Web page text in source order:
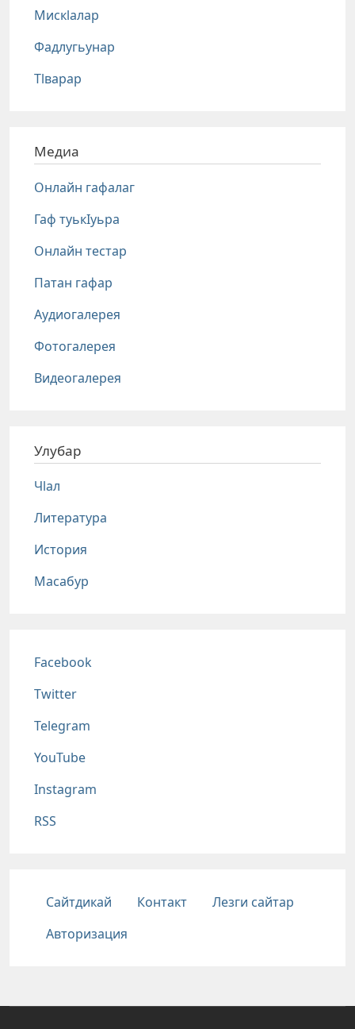
Мискlалар
Фадлугьунар
Тlварар
Медиа
Онлайн гафалаг
Гаф туькIуьра
Онлайн тестар
Патан гафар
Аудиогалерея
Фотогалерея
Видеогалерея
Улубар
Чlал
Литература
История
Масабур
Соц сети
Facebook
Twitter
Telegram
YouTube
Instagram
RSS
Подвал
Сайтдикай Контакт
Лезги сайтар
Авторизация